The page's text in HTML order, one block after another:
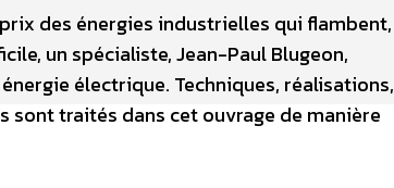
des énergies industrielles qui flambent,
un spécialiste, Jean-Paul Blugeon,
électrique. Techniques, réalisations,
traités dans cet ouvrage de manière